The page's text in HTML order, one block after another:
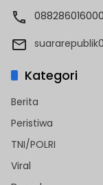
088286016000
Kategori
Berita
Peristiwa
TNI/POLRI
Viral